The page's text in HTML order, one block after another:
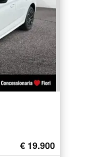
€ 19.900